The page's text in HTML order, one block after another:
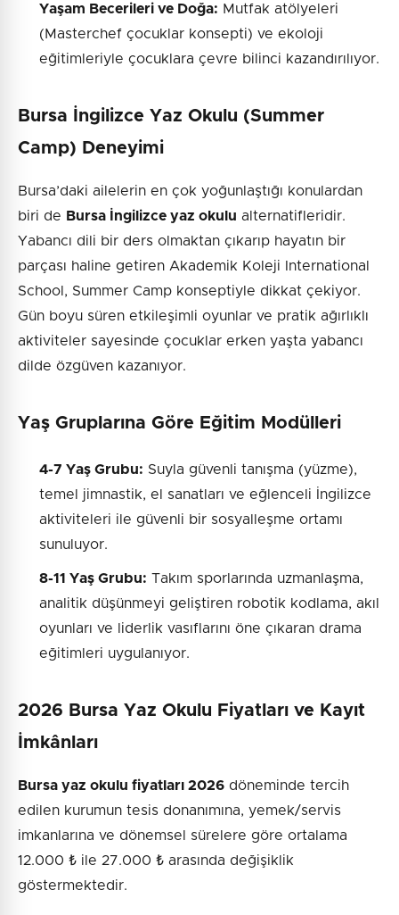
Yaşam Becerileri ve Doğa: Mutfak atölyeleri
(Masterchef çocuklar konsepti) ve ekoloji
eğitimleriyle çocuklara çevre bilinci kazandırılıyor.
Bursa İngilizce Yaz Okulu (Summer
Camp) Deneyimi
Bursa’daki ailelerin en çok yoğunlaştığı konulardan
biri de Bursa İngilizce yaz okulu alternatifleridir.
Yabancı dili bir ders olmaktan çıkarıp hayatın bir
parçası haline getiren Akademik Koleji International
School, Summer Camp konseptiyle dikkat çekiyor.
Gün boyu süren etkileşimli oyunlar ve pratik ağırlıklı
aktiviteler sayesinde çocuklar erken yaşta yabancı
dilde özgüven kazanıyor.
Yaş Gruplarına Göre Eğitim Modülleri
4-7 Yaş Grubu: Suyla güvenli tanışma (yüzme),
temel jimnastik, el sanatları ve eğlenceli İngilizce
aktiviteleri ile güvenli bir sosyalleşme ortamı
sunuluyor.
8-11 Yaş Grubu: Takım sporlarında uzmanlaşma,
analitik düşünmeyi geliştiren robotik kodlama, akıl
oyunları ve liderlik vasıflarını öne çıkaran drama
eğitimleri uygulanıyor.
2026 Bursa Yaz Okulu Fiyatları ve Kayıt
İmkânları
Bursa yaz okulu fiyatları 2026 döneminde tercih
edilen kurumun tesis donanımına, yemek/servis
imkanlarına ve dönemsel sürelere göre ortalama
12.000 ₺ ile 27.000 ₺ arasında değişiklik
göstermektedir.